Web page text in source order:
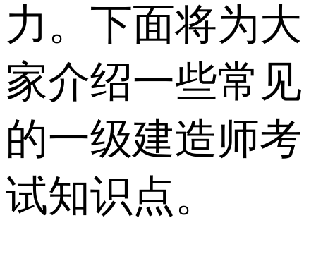
力。下面将为大
家介绍一些常见
的一级建造师考
试知识点。